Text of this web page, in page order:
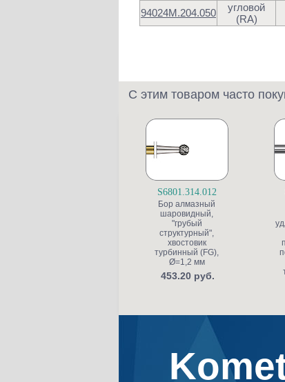
94024M.204.050
угловой
(RA)
С этим товаром часто
S6801.314.012
Бор алмазный
шаровидный,
"грубый
структурный",
хвостовик
турбинный (FG),
Ø=1,2 мм
453.20 руб.